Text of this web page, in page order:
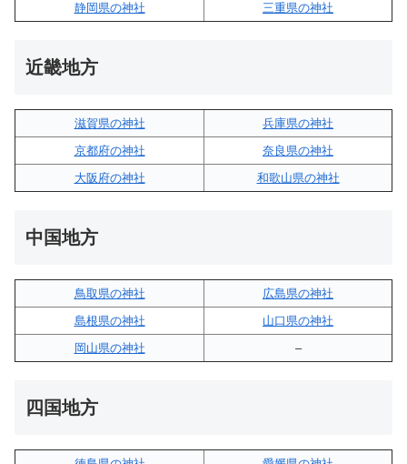
静岡県の神社
三重県の神社
近畿地方
滋賀県の神社
兵庫県の神社
京都府の神社
奈良県の神社
大阪府の神社
和歌山県の神社
中国地方
鳥取県の神社
広島県の神社
島根県の神社
山口県の神社
岡山県の神社
–
四国地方